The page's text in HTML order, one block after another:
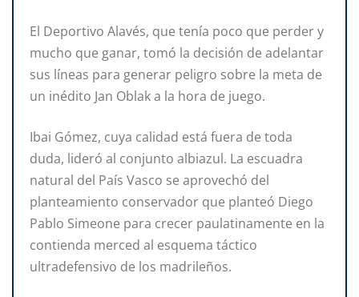
El Deportivo Alavés, que tenía poco que perder y
mucho que ganar, tomó la decisión de adelantar
sus líneas para generar peligro sobre la meta de
un inédito Jan Oblak a la hora de juego.
Ibai Gómez, cuya calidad está fuera de toda
duda, lideró al conjunto albiazul. La escuadra
natural del País Vasco se aprovechó del
planteamiento conservador que planteó Diego
Pablo Simeone para crecer paulatinamente en la
contienda merced al esquema táctico
ultradefensivo de los madrileños.